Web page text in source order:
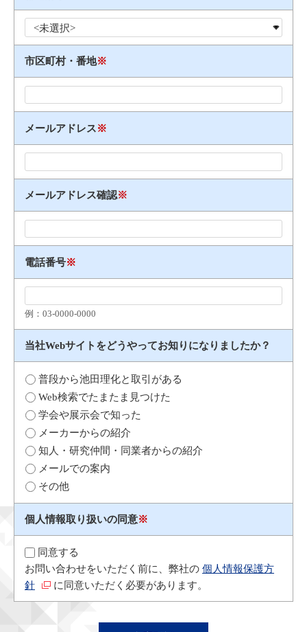
市区町村・番地※
メールアドレス※
メールアドレス確認※
電話番号※
例：03​-​0000​-​0000
当社Webサイトをどうやってお知りになりましたか？
普段から池田理化と取引がある
Web検索でたまたま見つけた
学会や展示会で知った
メーカーからの紹介
知人・研究仲間・同業者からの紹介
メールでの案内
その他
個人情報取り扱いの同意※
同意する
お問い合わせをいただく前に、弊社の 個人情報保護方
針
に同意いただく必要があります。